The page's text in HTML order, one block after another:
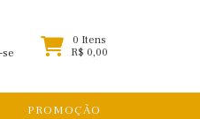
0 Itens
R$ 0,00
PROMOÇÃO